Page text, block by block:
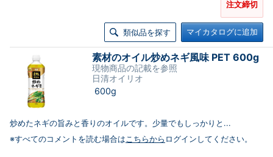
注文締切
類似品を探す マイカタログに追加
素材のオイル炒めネギ風味 PET 600g
現物商品の記載を参照
日清オイリオ
600g
炒めたネギの旨みと香りのオイルです。少量でもしっかりと...
※すべてのコメントを読む場合はこちらから ログインしてください。